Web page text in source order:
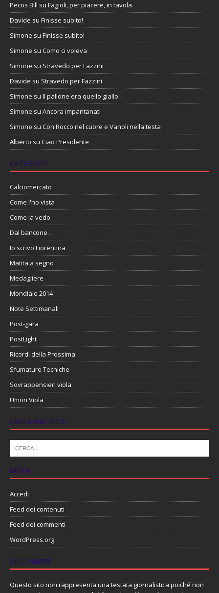
Pecos Bill su Fagioli, per piacere, in tavola
Davide su Finisse subito!
Simone su Finisse subito!
Simone su Como ci voleva
Simone su Stravedo per Fazzini
Davide su Stravedo per Fazzini
Simone su Il pallone era quello giallo…
Simone su Ancora impantanati
Simone su Con Rocco nel cuore e Vanoli nella testa
Alberto su Ciao Presidente
CATEGORIE
Calciomercato
Come l'ho vista
Come la vedo
Dal bancone…
Io scrivo Fiorentina
Matita a segno
Medagliere
Mondiale 2014
Note Settimanali
Post-gara
PostLight
Ricordi della Prossima
Sfumature Tecniche
Sovrappensieri viola
Umori Viola
CERCA NEL SITO
META
Accedi
Feed dei contenuti
Feed dei commenti
WordPress.org
DISCLAIMER
Questo sito non rappresenta una testata giornalistica poiché non